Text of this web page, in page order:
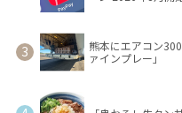
熊本にエアコン
ァインプレー」